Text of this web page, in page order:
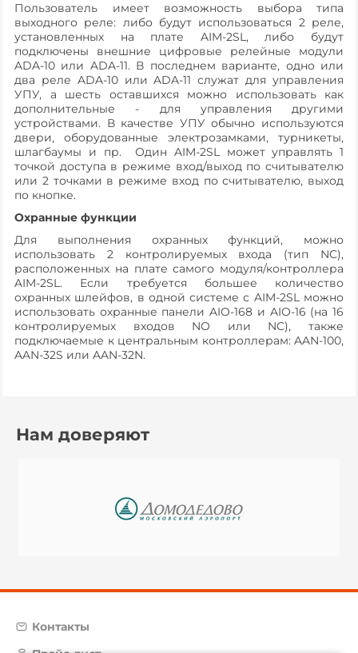
Пользователь имеет возможность выбора типа
выходного реле: либо будут использоваться 2 реле,
установленных на плате AIM-2SL, либо будут
подключены внешние цифровые релейные модули
ADA-10 или ADA-11. В последнем варианте, одно или
два реле ADA-10 или ADA-11 служат для управления
УПУ, а шесть оставшихся можно использовать как
дополнительные - для управления другими
устройствами. В качестве УПУ обычно используются
двери, оборудованные электрозамками, турникеты,
шлагбаумы и пр. Один AIM-2SL может управлять 1
точкой доступа в режиме вход/выход по считывателю
или 2 точками в режиме вход по считывателю, выход
по кнопке.
Охранные функции
Для выполнения охранных функций, можно
использовать 2 контролируемых входа (тип NC),
расположенных на плате самого модуля/контроллера
AIM-2SL. Если требуется большее количество
охранных шлейфов, в одной системе с AIM-2SL можно
использовать охранные панели AIO-168 и AIO-16 (на 16
контролируемых входов NO или NC), также
подключаемые к центральным контроллерам: AAN-100,
AAN-32S или AAN-32N.
Нам доверяют
Контакты